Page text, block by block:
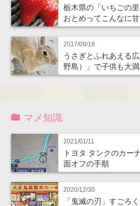
栃木県の「いちごの
おとめってこんなに
2017/08/18
うさぎとふれあえる
野島）」で子供も大
マメ知識
2021/01/11
トヨタ タンクのカー
面オフの手順
2020/12/30
「鬼滅の刃」すごろ